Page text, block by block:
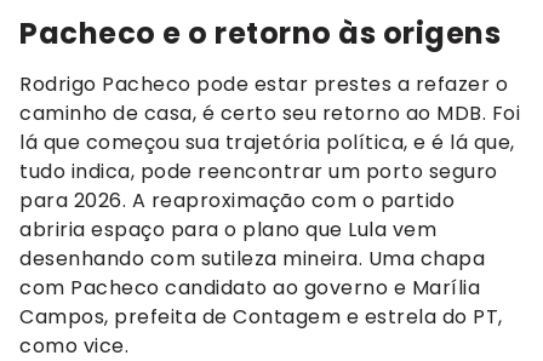
Pacheco e o retorno às origens
Rodrigo Pacheco pode estar prestes a refazer o
caminho de casa, é certo seu retorno ao MDB. Foi
lá que começou sua trajetória política, e é lá que,
tudo indica, pode reencontrar um porto seguro
para 2026. A reaproximação com o partido
abriria espaço para o plano que Lula vem
desenhando com sutileza mineira. Uma chapa
com Pacheco candidato ao governo e Marília
Campos, prefeita de Contagem e estrela do PT,
como vice.